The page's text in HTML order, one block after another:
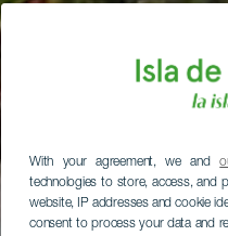
With your agreement, we and
technologies to store, access, and
website, IP addresses and cookie
consent to process your data and